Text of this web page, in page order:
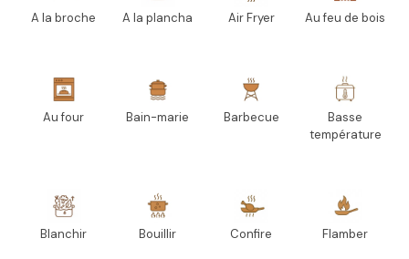
A la broche A la plancha Air Fryer Au feu de bois
Au four Bain-marie Barbecue
Basse
température
Blanchir Bouillir Confire Flamber